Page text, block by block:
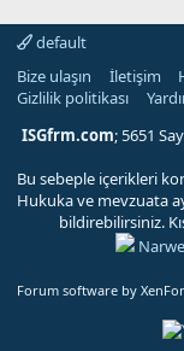
default
Bize ulaşın
İletişim
Gizlilik politikası
ISGfrm.com; 5651
Bu sebeple içerikleri
Hukuka ve mevzuata
bildirebilirsiniz.
Forum software by